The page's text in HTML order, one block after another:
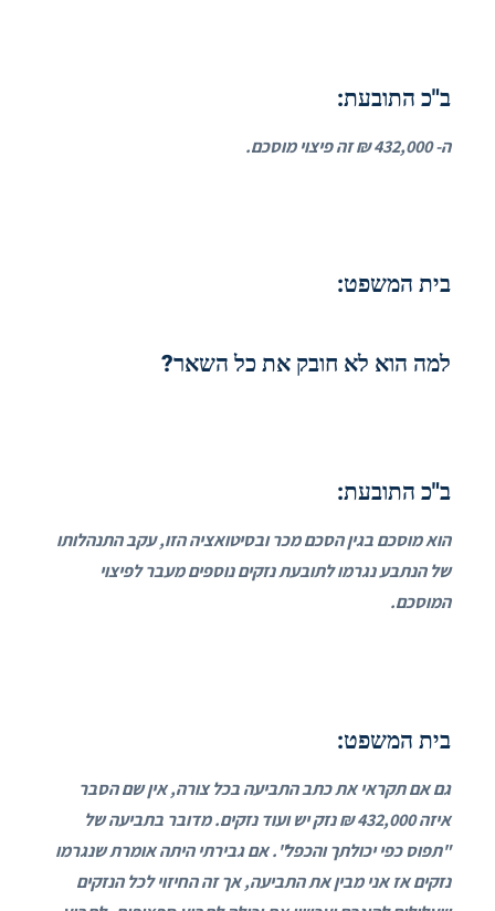
ב"כ התובעת:
ה- 432,000 ₪ זה פיצוי מוסכם.
בית המשפט:
למה הוא לא חובק את כל השאר?
ב"כ התובעת:
הוא מוסכם בגין הסכם מכר ובסיטואציה הזו, עקב התנהלותו
של הנתבע נגרמו לתובעת נזקים נוספים מעבר לפיצוי
המוסכם.
בית המשפט:
גם אם תקראי את כתב התביעה בכל צורה, אין שם הסבר
איזה 432,000 ₪ נזק יש ועוד נזקים. מדובר בתביעה של
"תפוס כפי יכולתך והכפל". אם גבירתי היתה אומרת שנגרמו
נזקים אז אני מבין את התביעה, אך זה החיזוי לכל הנזקים